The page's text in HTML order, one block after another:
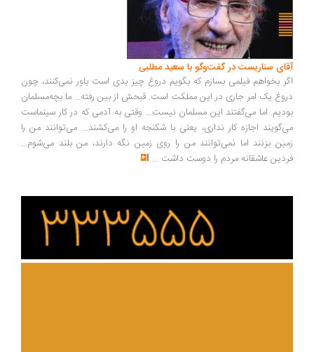
سناریست در گفت‌وگو با سعید مطلبی
بخواهم فیلمی بسازم که بگویم دروغ چیز بدی است باور نمی‌کنند، چون
یک امر جاری در این مملکت است. قبحش از بین رفته... ما بچه‌مسلمان
اما می‌گفتند این مسلمان نیست... وقتی به آدمی که در کار سینماست
اجازه کار نداری، یعنی با شکنجه او را می‌کشند... می‌توانند من را
بزنند اما نمی‌توانند من را روی زمین نگه دارند، من بلند می‌شوم...
عاشقانه مردم را دوست داشت ...